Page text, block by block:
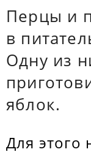
Перцы и
в
Одну из
яблок.
Для этого